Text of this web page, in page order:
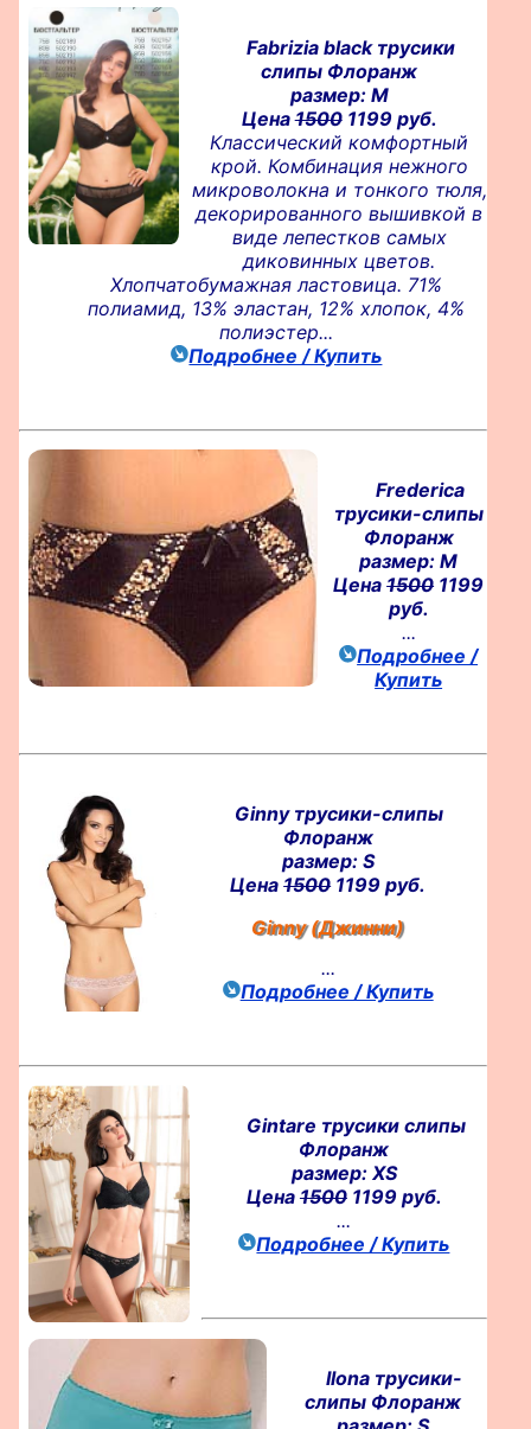
Fabrizia black трусики
слипы Флоранж
размер: M
Цена15001199 руб.
Классический комфортный
крой. Комбинация нежного
микроволокна и тонкого тюля,
декорированного вышивкой в
виде лепестков самых
диковинных цветов.
Хлопчатобумажная ластовица. 71%
полиамид, 13% эластан, 12% хлопок, 4%
полиэстер...
Подробнее / Купить
Frederica
трусики-слипы
Флоранж
размер: M
Цена1500 1199
руб.
...
Подробнее /
Купить
Ginny трусики-слипы
Флоранж
размер: S
Цена15001199 руб.
Ginny (Джинни)
...
Подробнее / Купить
Gintare трусики слипы
Флоранж
размер: XS
Цена 15001199 руб.
...
Подробнее / Купить
Ilona трусики-
слипы Флоранж